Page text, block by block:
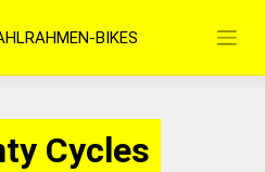
BIKES
Cycles